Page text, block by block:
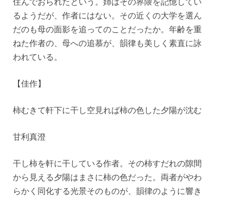
るようだが、作者にはない。その近くの大学を選ん
だのも母の面影を追ってのことだったか。年齢を重
ねた作者の、母への追慕が、韻律も美しく素直に詠
われている。
【佳作】
柿むきて軒下に干し空見れば柿の色した夕陽が沈む
甘利真澄
干し柿を軒に干している作者。その柿すだれの隙間
から見える夕陽はまさに柿の色だった。両者がやわ
らかく同化する光景そのものが、韻律のように響き